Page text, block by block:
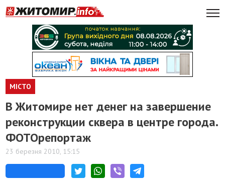
МІСТО
В Житомире нет денег на завершение
реконструкции сквера в центре города.
ФОТОрепортаж
23 березня 2010, 15:15